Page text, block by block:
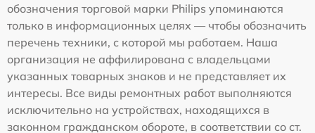
обозначения торговой марки Philips упоминаются
только в информационных целях — чтобы обозначить
перечень техники, с которой мы работаем. Наша
организация не аффилирована с владельцами
указанных товарных знаков и не представляет их
интересы. Все виды ремонтных работ выполняются
исключительно на устройствах, находящихся в
законном гражданском обороте, в соответствии со ст.